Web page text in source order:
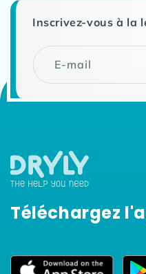
Inscrivez-vous à la
E-mail
Téléchargez